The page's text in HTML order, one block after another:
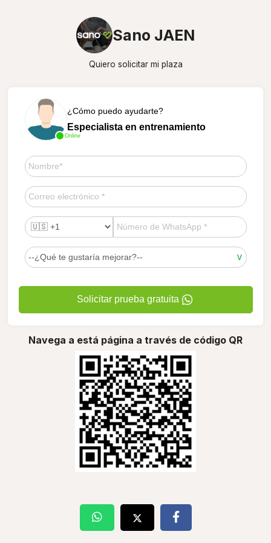
Sano JAEN
Quiero solicitar mi plaza
Online
¿Cómo puedo ayudarte?
Especialista en entrenamiento
Solicitar prueba gratuita
Navega a está página a través de código QR